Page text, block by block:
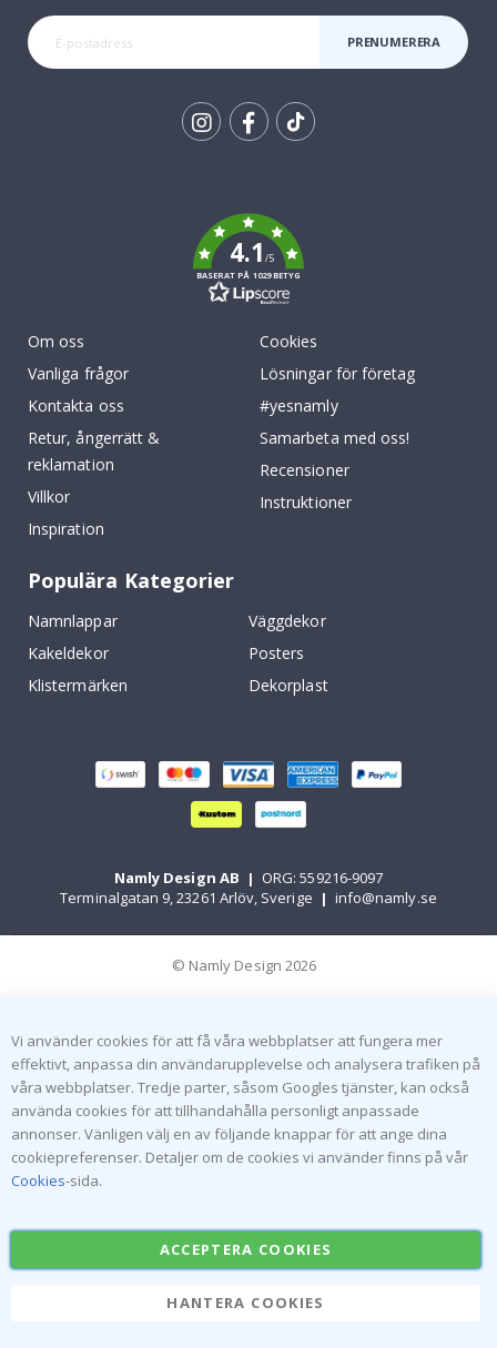
PRENUMERERA
4.1/5
BASERAT PÅ 1029 BETYG
Om oss
Vanliga frågor
Kontakta oss
Retur, ångerrätt &
reklamation
Villkor
Inspiration
Cookies
Lösningar för företag
#yesnamly
Samarbeta med oss!
Recensioner
Instruktioner
Populära Kategorier
Namnlappar
Väggdekor
Kakeldekor
Posters
Klistermärken
Dekorplast
Namly Design AB | ORG: 559216-9097
Terminalgatan 9, 23261 Arlöv, Sverige | info@namly.se
© Namly Design 2026
Vi använder cookies för att få våra webbplatser att fungera mer
effektivt, anpassa din användarupplevelse och analysera trafiken på
våra webbplatser. Tredje parter, såsom Googles tjänster, kan också
använda cookies för att tillhandahålla personligt anpassade
annonser. Vänligen välj en av följande knappar för att ange dina
cookiepreferenser. Detaljer om de cookies vi använder finns på vår
Cookies-sida.
ACCEPTERA COOKIES
HANTERA COOKIES